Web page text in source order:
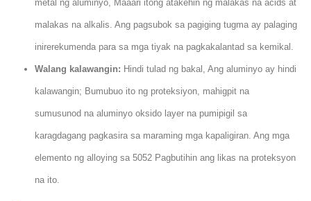
metal ng aluminyo, Maaari itong atakehin ng malakas na acids at
malakas na alkalis. Ang pagsubok sa pagiging tugma ay palaging
inirerekumenda para sa mga tiyak na pagkakalantad sa kemikal.
Walang kalawangin: Hindi tulad ng bakal, Ang aluminyo ay hindi
kalawangin; Bumubuo ito ng proteksiyon, mahigpit na
sumusunod na aluminyo oksido layer na pumipigil sa
karagdagang pagkasira sa maraming mga kapaligiran. Ang mga
elemento ng alloying sa 5052 Pagbutihin ang likas na proteksyon
na ito.